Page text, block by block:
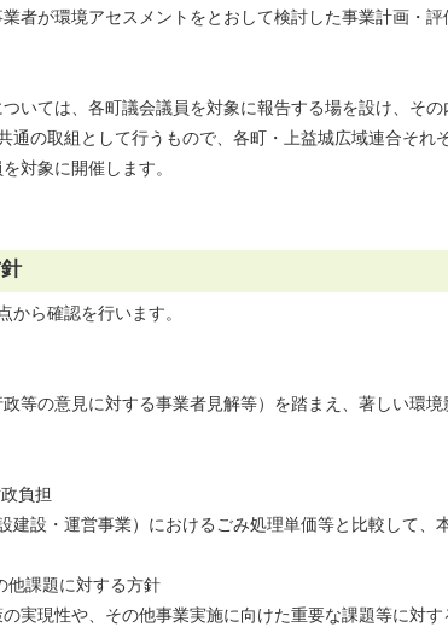
業者が環境アセスメントをとおして検討した事業計画・
いては、各町議会議員を対象に報告する場を設け、その
通の取組として行うもので、各町・上益城広域連合それ
対象に開催します。
から確認を行います。
等の意見に対する事業者見解等）を踏まえ、著しい環
負担
建設・運営事業）におけるごみ処理単価等と比較して、
他課題に対する方針
実現性や、その他事業実施に向けた重要な課題等に対す